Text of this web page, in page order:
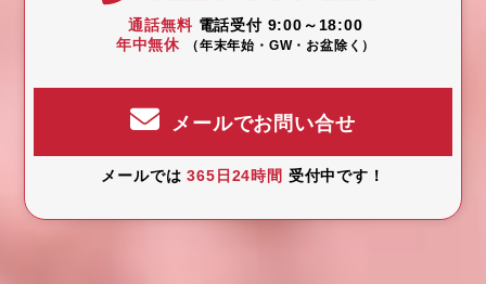
通話無料 電話受付 9:00～18:00
年中無休
（年末年始・GW・お盆除く）
メールでお問い合せ
メールでは 365日24時間 受付中です！